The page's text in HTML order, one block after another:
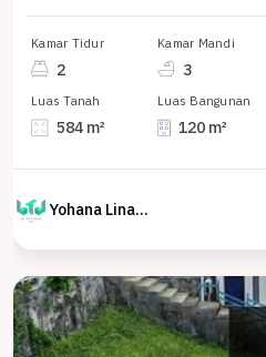
Kamar Tidur
2
Kamar Mandi
3
Luas Tanah
584 m²
Luas Bangunan
120 m²
Yohana Linawati Sutanto